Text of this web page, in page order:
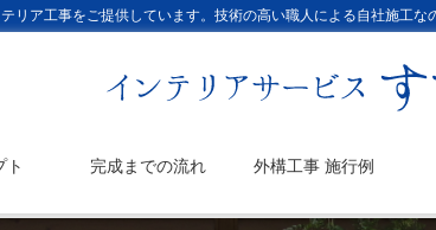
リア工事をご提供しています。技術の高い職人による自社施工な
ト 完成までの流れ 外構工事 施行例